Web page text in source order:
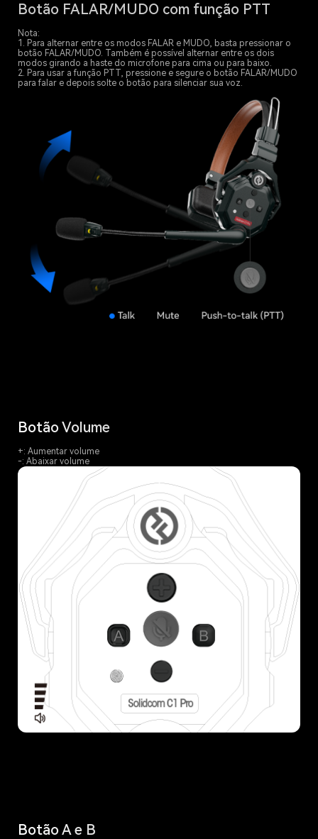
Botão FALAR/MUDO com função PTT
Nota:
1. Para alternar entre os modos FALAR e MUDO, basta pressionar o
botão FALAR/MUDO. Também é possível alternar entre os dois
modos girando a haste do microfone para cima ou para baixo.
2. Para usar a função PTT, pressione e segure o botão FALAR/MUDO
para falar e depois solte o botão para silenciar sua voz.
Botão Volume
+: Aumentar volume
-: Abaixar volume
Botão A e B